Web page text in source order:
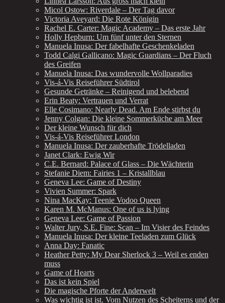
Micol Ostow: Riverdale – Der Tag davor
Victoria Aveyard: Die Rote Königin
Rachel E. Carter: Magic Academy – Das erste Jahr
Holly Hepburn: Um fünf unter den Sternen
Manuela Inusa: Der fabelhafte Geschenkeladen
Todd Calgi Gallicano: Magic Guardians – Der Fluch
des Greifen
Manuela Inusa: Das wundervolle Wollparadies
Vis-á-Vis Reiseführer Südtirol
Gesunde Getränke – Reinigend und belebend
Erin Beaty: Vertrauen und Verrat
Elle Cosimano: Nearly Dead. Am Ende stirbst du
Jenny Colgan: Die kleine Sommerküche am Meer
Der kleine Wunsch für dich
Vis-á-Vis Reiseführer London
Manuela Inusa: Der zauberhafte Trödelladen
Janet Clark: Ewig Wir
C.E. Bernard: Palace of Glass – Die Wächterin
Stefanie Diem: Fairies 1 – Kristallblau
Geneva Lee: Game of Destiny
Vivien Summer: Spark
Nina MacKay: Teenie Vodoo Queen
Karen M. McManus: One of us is lying
Geneva Lee: Game of Passion
Walter Jury, S.E. Fine: Scan – Im Visier des Feindes
Manuela Inusa: Der kleine Teeladen zum Glück
Anna Day: Fanatic
Heather Petty: My Dear Sherlock 3 – Weil es enden
muss
Game of Hearts
Das ist kein Spiel
Die magische Pforte der Anderwelt
Was wichtig ist ist. Vom Nutzen des Scheiterns und der